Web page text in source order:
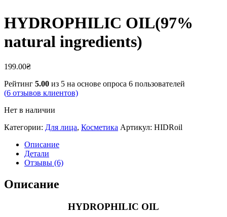
HYDROPHILIC OIL(97%
natural ingredients)
199.00₴
Рейтинг 5.00 из 5 на основе опроса 6 пользователей
(6 отзывов клиентов)
Нет в наличии
Категории: Для лица, Косметика Артикул: HIDRoil
Описание
Детали
Отзывы (6)
Описание
HYDROPHILIC OIL